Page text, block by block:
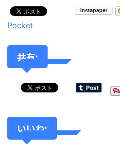
Pocket
共有:
いいね: